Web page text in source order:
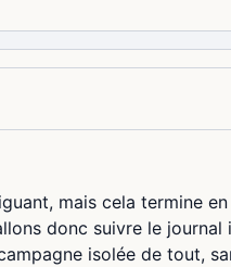
mais cela termine
donc suivre le
isolée de tout,